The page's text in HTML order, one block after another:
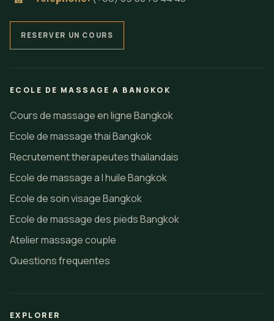
RESERVER UN COURS
ECOLE DE MASSAGE A BANGKOK
Cours de massage en ligne Bangkok
Ecole de massage thai Bangkok
Recrutement therapeutes thailandais
Ecole de massage a l huile Bangkok
Ecole de soin visage Bangkok
Ecole de massage des pieds Bangkok
Atelier massage couple
Questions frequentes
EXPLORER